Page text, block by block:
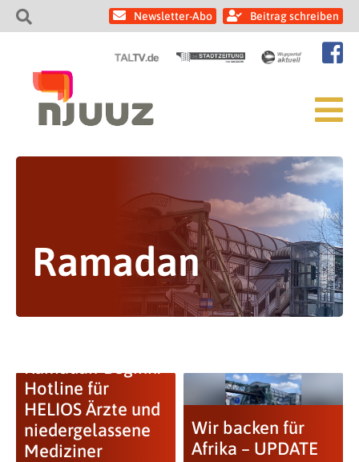
Newsletter-Abo Beitrag schreiben
Ramadan
Hotline für
HELIOS Ärzte und
niedergelassene
Mediziner
Wir backen für
Afrika – UPDATE